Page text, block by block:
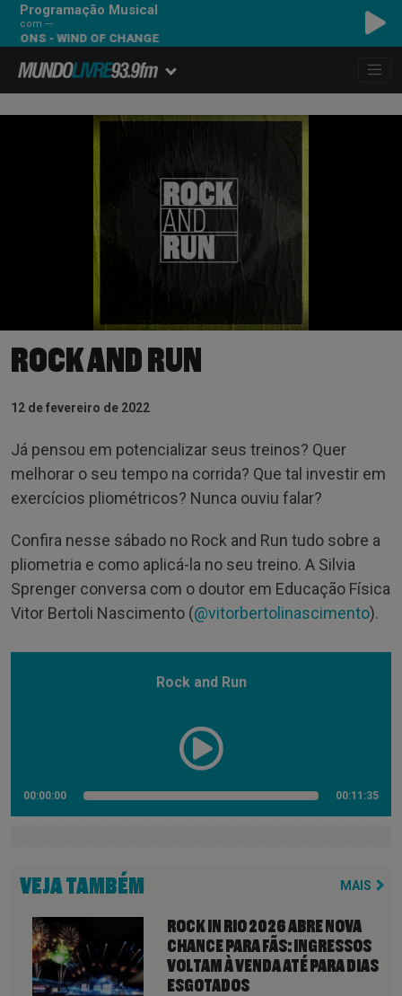
Programação Musical
com ---
- WIND OF CHANGE
ROCK AND RUN
12 de fevereiro de 2022
Já pensou em potencializar seus treinos? Quer
melhorar o seu tempo na corrida? Que tal investir em
exercícios pliométricos? Nunca ouviu falar?
Confira nesse sábado no Rock and Run tudo sobre a
pliometria e como aplicá-la no seu treino. A Silvia
Sprenger conversa com o doutor em Educação Física
Vitor Bertoli Nascimento (@vitorbertolinascimento).
Rock and Run
00:00:00 00:11:35
VEJA TAMBÉM MAIS
ROCK IN RIO 2026 ABRE NOVA
CHANCE PARA FÃS: INGRESSOS
VOLTAM À VENDA ATÉ PARA DIAS
ESGOTADOS